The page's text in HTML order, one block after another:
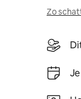
Zo